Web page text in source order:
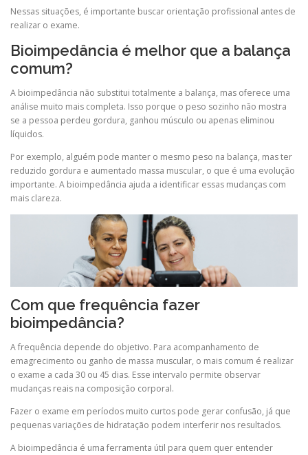
Nessas situações, é importante buscar orientação profissional antes de
realizar o exame.
Bioimpedância é melhor que a balança
comum?
A bioimpedância não substitui totalmente a balança, mas oferece uma
análise muito mais completa. Isso porque o peso sozinho não mostra
se a pessoa perdeu gordura, ganhou músculo ou apenas eliminou
líquidos.
Por exemplo, alguém pode manter o mesmo peso na balança, mas ter
reduzido gordura e aumentado massa muscular, o que é uma evolução
importante. A bioimpedância ajuda a identificar essas mudanças com
mais clareza.
Com que frequência fazer
bioimpedância?
A frequência depende do objetivo. Para acompanhamento de
emagrecimento ou ganho de massa muscular, o mais comum é realizar
o exame a cada 30 ou 45 dias. Esse intervalo permite observar
mudanças reais na composição corporal.
Fazer o exame em períodos muito curtos pode gerar confusão, já que
pequenas variações de hidratação podem interferir nos resultados.
A bioimpedância é uma ferramenta útil para quem quer entender